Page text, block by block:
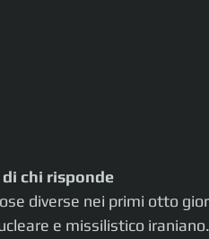
chi risponde
diverse nei primi otto
e missilistico